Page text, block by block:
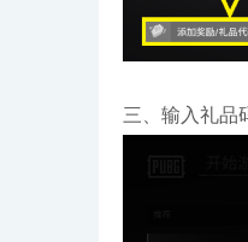
三、输入礼品